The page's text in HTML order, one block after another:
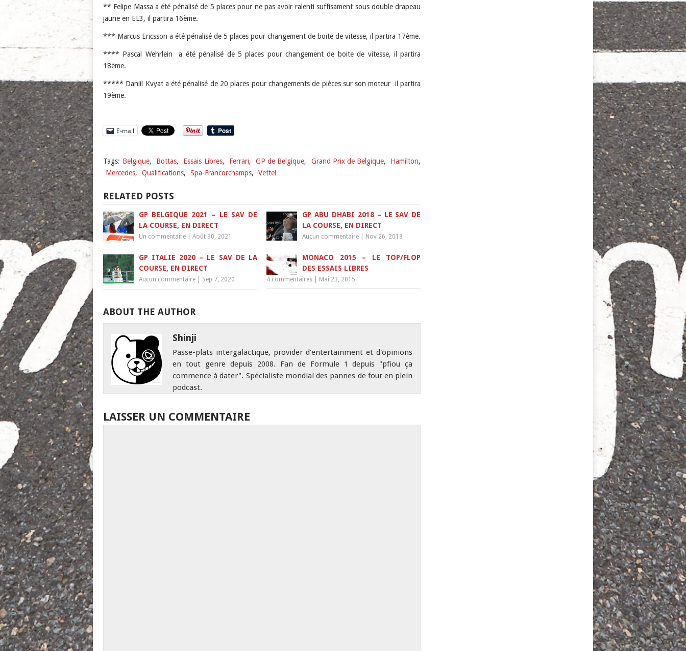
** Felipe Massa a été pénalisé de 5 places pour ne pas avoir ralenti suffisament sous double drapeau
jaune en EL3, il partira 16ème.
*** Marcus Ericsson a été pénalisé de 5 places pour changement de boite de vitesse, il partira 17ème.
**** Pascal Wehrlein a été pénalisé de 5 places pour changement de boite de vitesse, il partira
18ème.
***** Daniil Kvyat a été pénalisé de 20 places pour changements de pièces sur son moteur il partira
19ème.
E-mail
Tags: Belgique, Bottas, Essais Libres, Ferrari, GP de Belgique, Grand Prix de Belgique, Hamilton,
Mercedes, Qualifications, Spa-Francorchamps, Vettel
RELATED POSTS
GP BELGIQUE 2021 – LE SAV DE
LA COURSE, EN DIRECT
Un commentaire Août 30, 2021
GP ABU DHABI 2018 – LE SAV DE
LA COURSE, EN DIRECT
Aucun commentaire Nov 26, 2018
GP ITALIE 2020 – LE SAV DE LA
COURSE, EN DIRECT
Aucun commentaire Sep 7, 2020
MONACO 2015 – LE TOP/FLOP
DES ESSAIS LIBRES
4 commentaires Mai 23, 2015
ABOUT THE AUTHOR
Shinji
Passe-plats intergalactique, provider d'entertainment et d'opinions
en tout genre depuis 2008. Fan de Formule 1 depuis "pfiou ça
commence à dater". Spécialiste mondial des pannes de four en plein
podcast.
LAISSER UN COMMENTAIRE